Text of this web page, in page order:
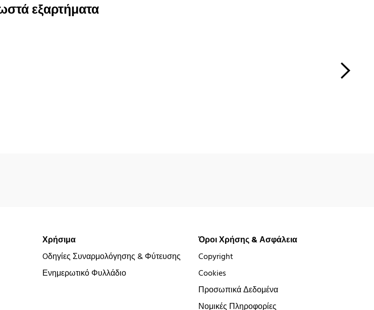
εξαρτήματα
Χρήσιμα
Oδηγίες Συναρμολόγησης & Φύτευσης
Ενημερωτικό Φυλλάδιο
Όροι Χρήσης & Ασφάλεια
Copyright
Cookies
Προσωπικά Δεδομένα
Νομικές Πληροφορίες